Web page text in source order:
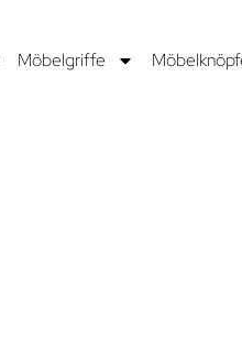
Möbelgriffe